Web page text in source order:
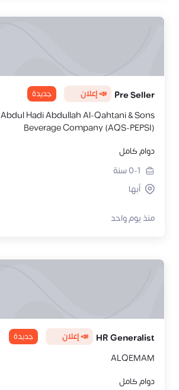
Pre Seller 📣 إعلان جديدة
Abdul Hadi Abdullah Al-Qahtani & Sons
Beverage Company (AQS-PEPSI)
دوام كامل
0-1سنة
أبها
منذ يوم واحد
HR Generalist 📣 إعلان جديدة
ALQEMAM
دوام كامل